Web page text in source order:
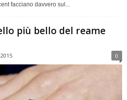
facciano davvero sul...
più bello del reame
0